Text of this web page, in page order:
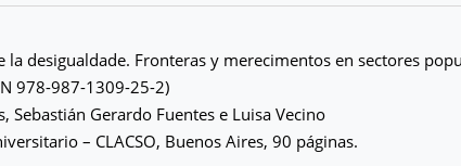
la desigualdade. Fronteras y merecimentos en sectores
978-987-1309-25-2)
Sebastián Gerardo Fuentes e Luisa Vecino
– CLACSO, Buenos Aires, 90 páginas.